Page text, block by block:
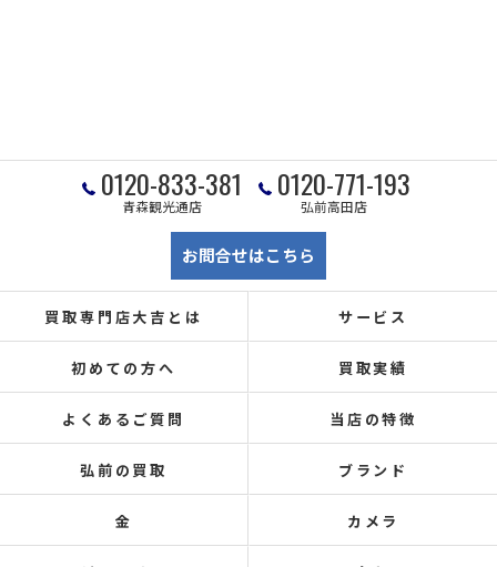
0120-833-381
青森観光通店
0120-771-193
弘前高田店
お問合せはこちら
買取専門店大吉とは サービス
初めての方へ 買取実績
よくあるご質問 当店の特徴
弘前の買取 ブランド
金 カメラ